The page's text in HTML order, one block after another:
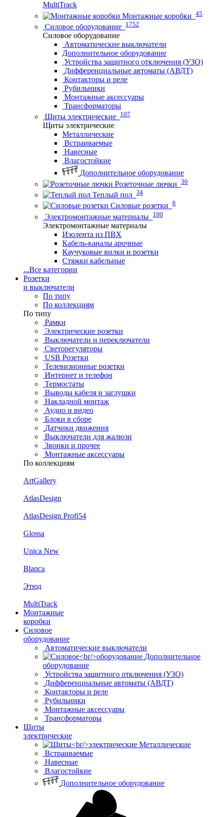
MultiTrack
Монтажные коробки 45
Силовое оборудование 1752
Силовое оборудование
Автоматические выключатели
Дополнительное оборудование
Устройства защитного отключения (УЗО)
Дифференциальные автоматы (АВДТ)
Контакторы и реле
Рубильники
Монтажные аксессуары
Трансформаторы
Щиты электрические 107
Щиты электрические
Металлические
Встраиваемые
Навесные
Влагостойкие
Дополнительное оборудование
Розеточные лючки 30
Теплый пол 34
Силовые розетки 8
Электромонтажные материалы 100
Электромонтажные материалы
Изолента из ПВХ
Кабель-каналы арочные
Каучуковые вилки и розетки
Стяжки кабельные
...Все категории
Розетки
и выключатели
По типу
По коллекциям
По типу
Рамки
Электрические розетки
Выключатели и переключатели
Светорегуляторы
USB Розетки
Телевизионные розетки
Интернет и телефон
Термостаты
Выводы кабеля и заглушки
Накладной монтаж
Аудио и видео
Блоки в сборе
Датчики движения
Выключатели для жалюзи
Звонки и прочее
Монтажные аксессуары
По коллекциям
ArtGallery
AtlasDesign
AtlasDesign Profi54
Glossa
Unica New
Blanca
Этюд
MultiTrack
Монтажные
коробки
Силовое
оборудование
Автоматические выключатели
Дополнительное
оборудование
Устройства защитного отключения (УЗО)
Дифференциальные автоматы (АВДТ)
Контакторы и реле
Рубильники
Монтажные аксессуары
Трансформаторы
Щиты
электрические
Металлические
Встраиваемые
Навесные
Влагостойкие
Дополнительное оборудование